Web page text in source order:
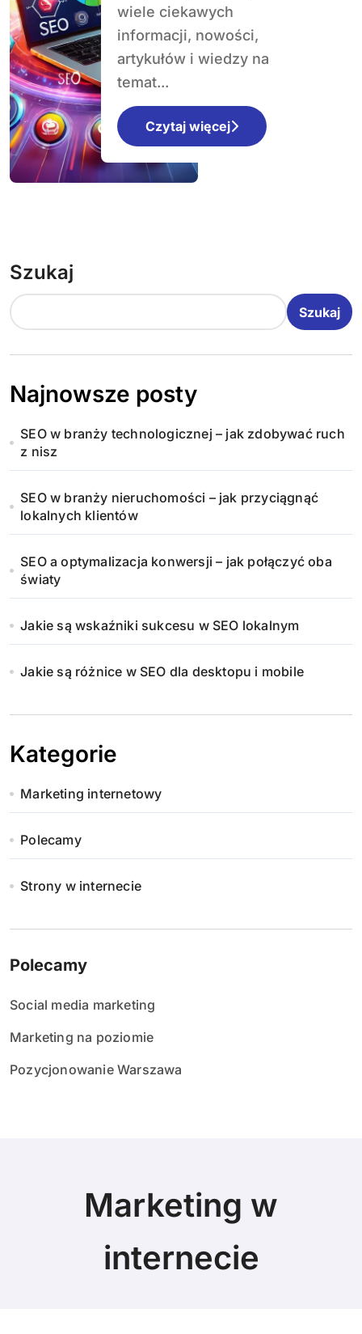
wiele ciekawych
informacji, nowości,
artykułów i wiedzy na
temat...
Czytaj więcej
Szukaj
Szukaj
Najnowsze posty
SEO w branży technologicznej – jak zdobywać ruch
z nisz
SEO w branży nieruchomości – jak przyciągnąć
lokalnych klientów
SEO a optymalizacja konwersji – jak połączyć oba
światy
Jakie są wskaźniki sukcesu w SEO lokalnym
Jakie są różnice w SEO dla desktopu i mobile
Kategorie
Marketing internetowy
Polecamy
Strony w internecie
Polecamy
Social media marketing
Marketing na poziomie
Pozycjonowanie Warszawa
Marketing w
internecie